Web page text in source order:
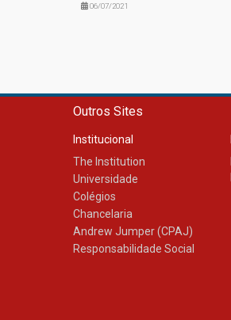
06/07/2021
Outros Sites
Institucional
The Institution
Universidade
Colégios
Chancelaria
Andrew Jumper (CPAJ)
Responsabilidade Social